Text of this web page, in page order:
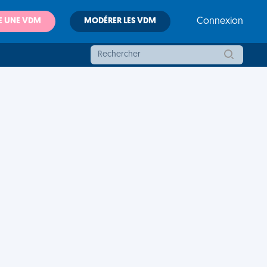
UNE VDM MODÉRER LES VDM Connexion